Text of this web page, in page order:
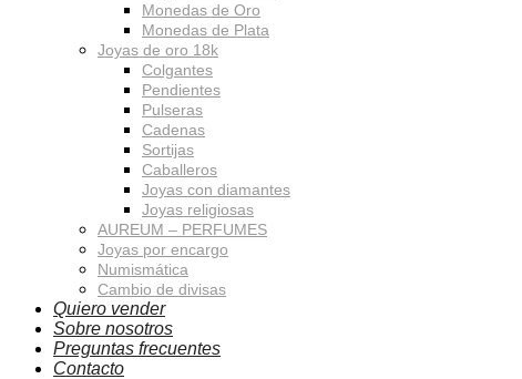
Monedas de Oro
Monedas de Plata
Joyas de oro 18k
Colgantes
Pendientes
Pulseras
Cadenas
Sortijas
Caballeros
Joyas con diamantes
Joyas religiosas
AUREUM – PERFUMES
Joyas por encargo
Numismática
Cambio de divisas
Quiero vender
Sobre nosotros
Preguntas frecuentes
Contacto